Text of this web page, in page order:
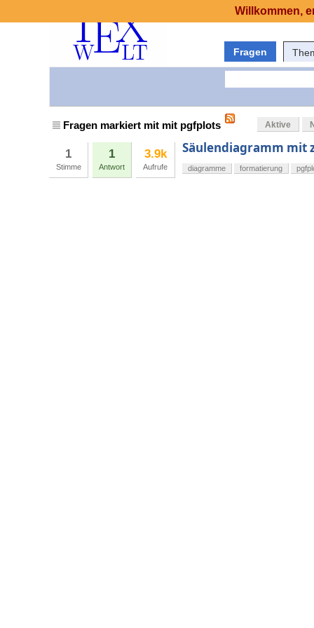
Fragen
Fragen markiert mit mit pgfplots Aktive
1
Stimme
1
Antwort
3.9k
Aufrufe
Säulendiagramm mit
diagramme formatierung
Willkommen,